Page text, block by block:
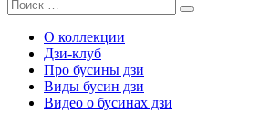
О коллекции
Дзи-клуб
Про бусины дзи
Виды бусин дзи
Видео о бусинах дзи